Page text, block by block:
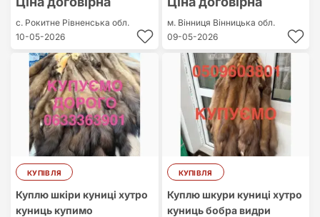
с. Рокитне Рівненська обл.
10-05-2026
м. Вінниця Вінницька обл.
09-05-2026
КУПІВЛЯ
Куплю шкіри куниці хутро
куниць купимо
КУПІВЛЯ
Куплю шкури куниці хутро
куниць бобра видри